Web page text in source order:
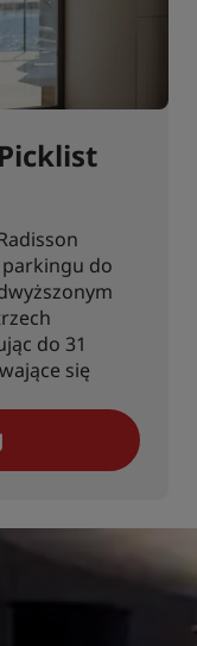
parkingu do
do 31
się